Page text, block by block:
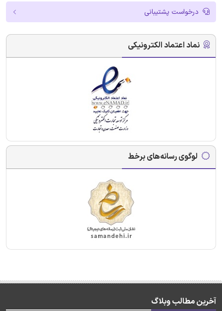
درخواست پشتیبانی
نماد اعتماد الکترونیکی
لوگوی رسانه‌های برخط
آخرین مطالب وبلاگ